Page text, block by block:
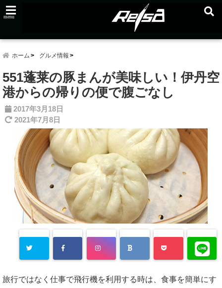
menu
ホーム グルメ情報
551蓬莱の豚まんが美味しい！伊丹空
港からの帰りの便で腹ごなし
2017年3月18日
2021年7月8日
旅行ではなく仕事で飛行機を利用する時は、食事を簡単にす